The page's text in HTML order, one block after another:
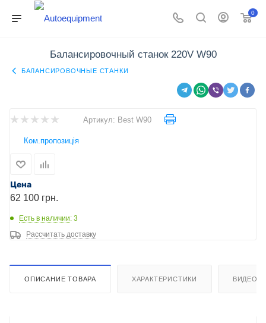
0
Балансировочный станок 220V W90
БАЛАНСИРОВОЧНЫЕ СТАНКИ
Артикул: Best W90
Ком.пропозиція
Цена
62 100 грн.
Есть в наличии: 3
Рассчитать доставку
ОПИСАНИЕ ТОВАРА ХАРАКТЕРИСТИКИ ВИДЕО